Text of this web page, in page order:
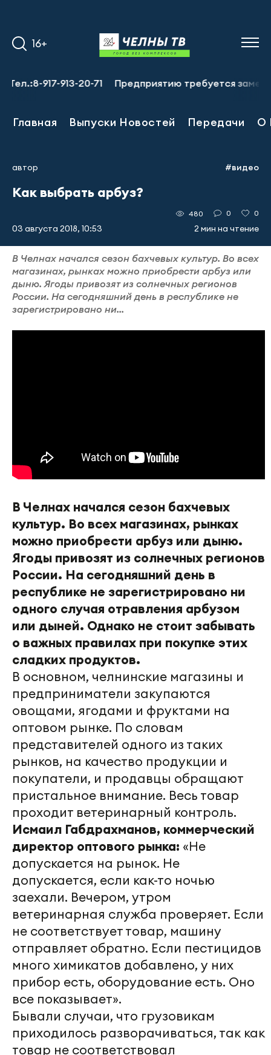
16+
917-913-20-71 Предприятию требуется
Главная Выпуски Новостей Передачи О
автор #видео
Как выбрать арбуз?
03 августа 2018, 10:53
480 0 0
2 мин на чтение
В Челнах начался сезон бахчевых культур. Во всех
магазинах, рынках можно приобрести арбуз или
дыню. Ягоды привозят из солнечных регионов
России. На сегодняшний день в республике не
зарегистрировано ни...
В Челнах начался сезон бахчевых
культур. Во всех магазинах, рынках
можно приобрести арбуз или дыню.
Ягоды привозят из солнечных регионов
России. На сегодняшний день в
республике не зарегистрировано ни
одного случая отравления арбузом
или дыней. Однако не стоит забывать
о важных правилах при покупке этих
сладких продуктов.
В основном, челнинские магазины и
предприниматели закупаются
овощами, ягодами и фруктами на
оптовом рынке. По словам
представителей одного из таких
рынков, на качество продукции и
покупатели, и продавцы обращают
пристальное внимание. Весь товар
проходит ветеринарный контроль.
Исмаил Габдрахманов, коммерческий
директор оптового рынка: «Не
допускается на рынок. Не
допускается, если как-то ночью
заехали. Вечером, утром
ветеринарная служба проверяет. Если
не соответствует товар, машину
отправляет обратно. Если пестицидов
много химикатов добавлено, у них
прибор есть, оборудование есть. Оно
все показывает».
Бывали случаи, что грузовикам
приходилось разворачиваться, так как
товар не соответствовал